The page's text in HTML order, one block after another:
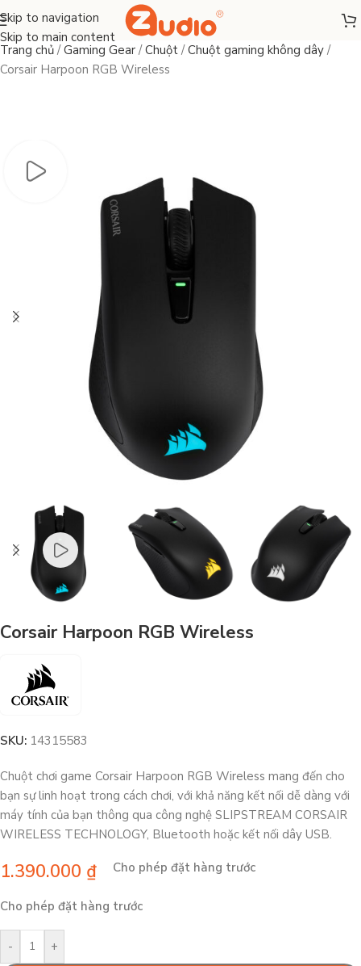
Skip to navigation
Skip to main content
Trang chủ /Gaming Gear /Chuột /Chuột gaming không dây /
Corsair Harpoon RGB Wireless
Corsair Harpoon RGB Wireless
SKU: 14315583
Chuột chơi game Corsair Harpoon RGB Wireless mang đến cho
bạn sự linh hoạt trong cách chơi, với khả năng kết nối dễ dàng với
máy tính của bạn thông qua công nghệ SLIPSTREAM CORSAIR
WIRELESS TECHNOLOGY, Bluetooth hoặc kết nối dây USB.
1.390.000 ₫ Cho phép đặt hàng trước
Cho phép đặt hàng trước
- +